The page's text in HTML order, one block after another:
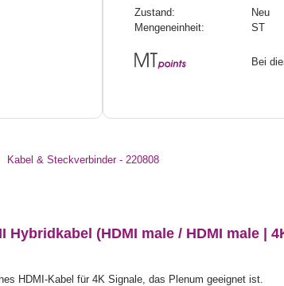
Zustand:
Neu
Mengeneinheit:
ST
Bei
Kabel & Steckverbinder - 220808
Hybridkabel (HDMI male / HDMI male |
HDMI-Kabel für 4K Signale, das Plenum geeignet ist.